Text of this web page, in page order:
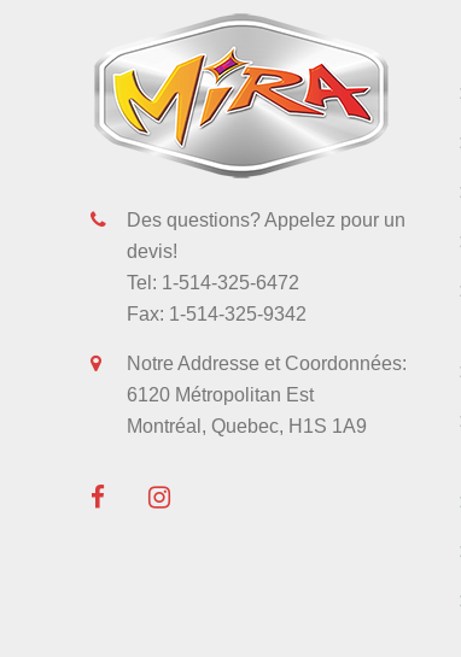
Des questions? Appelez pour un
devis!
Tel: 1-514-325-6472
Fax: 1-514-325-9342
Notre Addresse et Coordonnées:
6120 Métropolitan Est
Montréal, Quebec, H1S 1A9